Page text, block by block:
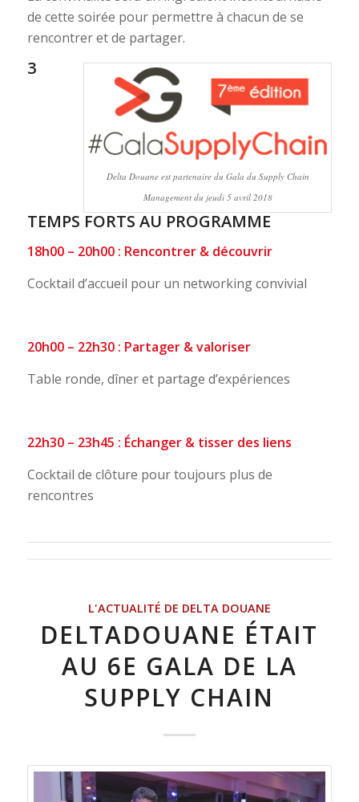
de cette soirée pour permettre à chacun de se
rencontrer et de partager.
Delta Douane est partenaire du Gala du Supply Chain
Management du jeudi 5 avril 2018
3
TEMPS FORTS AU PROGRAMME
18h00 – 20h00 : Rencontrer & découvrir
Cocktail d’accueil pour un networking convivial
20h00 – 22h30 : Partager & valoriser
Table ronde, dîner et partage d’expériences
22h30 – 23h45 : Échanger & tisser des liens
Cocktail de clôture pour toujours plus de
rencontres
L'ACTUALITÉ DE DELTA DOUANE
DELTADOUANE ÉTAIT
AU 6E GALA DE LA
SUPPLY CHAIN